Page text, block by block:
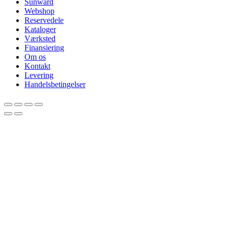
Sunward
Webshop
Reservedele
Kataloger
Værksted
Finansiering
Om os
Kontakt
Levering
Handelsbetingelser